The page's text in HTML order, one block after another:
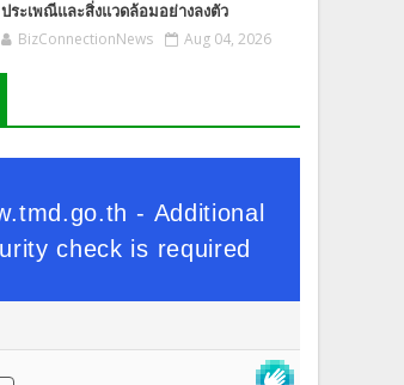
ประเพณีและสิ่งแวดล้อมอย่างลงตัว
BizConnectionNews Aug 04, 2026